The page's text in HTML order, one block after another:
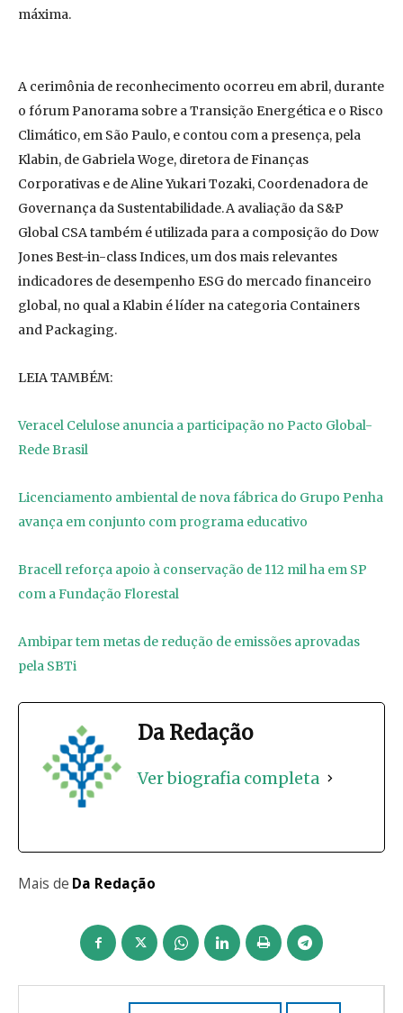
máxima.
A cerimônia de reconhecimento ocorreu em abril, durante
o fórum Panorama sobre a Transição Energética e o Risco
Climático, em São Paulo, e contou com a presença, pela
Klabin, de Gabriela Woge, diretora de Finanças
Corporativas e de Aline Yukari Tozaki, Coordenadora de
Governança da Sustentabilidade. A avaliação da S&P
Global CSA também é utilizada para a composição do Dow
Jones Best-in-class Indices, um dos mais relevantes
indicadores de desempenho ESG do mercado financeiro
global, no qual a Klabin é líder na categoria Containers
and Packaging.
LEIA TAMBÉM:
Veracel Celulose anuncia a participação no Pacto Global-
Rede Brasil
Licenciamento ambiental de nova fábrica do Grupo Penha
avança em conjunto com programa educativo
Bracell reforça apoio à conservação de 112 mil ha em SP
com a Fundação Florestal
Ambipar tem metas de redução de emissões aprovadas
pela SBTi
Da Redação
Ver biografia completa
Mais de Da Redação